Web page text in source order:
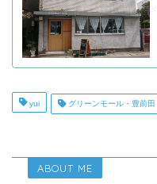
yui グリーンモール・豊前田
ABOUT ME